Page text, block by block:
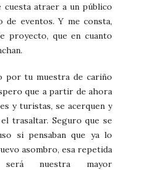
cuesta atraer a un público
eventos. Y me consta,
proyecto, que en cuanto
por tu muestra de cariño
que a partir de ahora
y turistas, se acerquen y
trasaltar. Seguro que se
si pensaban que ya lo
asombro, esa repetida
será nuestra mayor